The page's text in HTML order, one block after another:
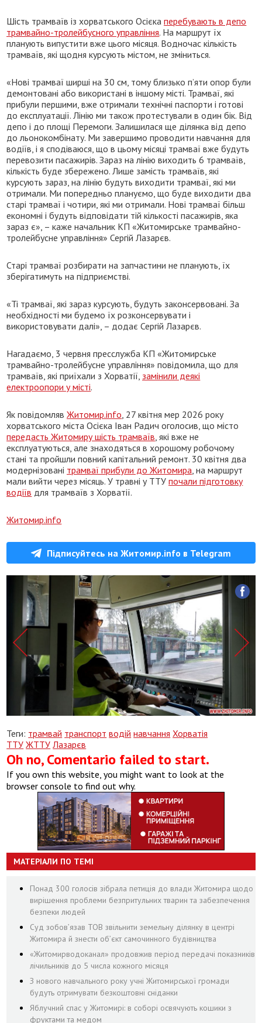
Шість трамваїв із хорватського Осієкаперебувають в депо
трамвайно-тролейбусного управління. На маршрут їх
планують випустити вже цього місяця. Водночас кількість
трамваїв, які щодня курсують містом, не зміниться.
«Нові трамваї ширші на 30 см, тому близько п’яти опор були
демонтовані або використані в іншому місті. Трамваї, які
прибули першими, вже отримали технічні паспорти і готові
до експлуатації. Лінію ми також протестували в один бік. Від
депо і до площі Перемоги. Залишилася ще ділянка від депо
до льонокомбінату. Ми завершимо проводити навчання для
водіїв, і я сподіваюся, що в цьому місяці трамваї вже будуть
перевозити пасажирів. Зараз на лінію виходить 6 трамваїв,
кількість буде збережено. Лише замість трамваїв, які
курсують зараз, на лінію будуть виходити трамваї, які ми
отримали. Ми попередньо плануємо, що буде виходити два
старі трамваї і чотири, які ми отримали. Нові трамваї більш
економні і будуть відповідати тій кількості пасажирів, яка
зараз є», – каже начальник КП «Житомирське трамвайно-
тролейбусне управління» Сергій Лазарєв.
Старі трамваї розбирати на запчастини не планують, їх
зберігатимуть на підприємстві.
«Ті трамваї, які зараз курсують, будуть законсервовані. За
необхідності ми будемо їх розконсервувати і
використовувати далі», – додає Сергій Лазарєв.
Нагадаємо, 3 червня пресслужба КП «Житомирське
трамвайно-тролейбусне управління» повідомила, що для
трамваїв, які приїхали з Хорватії, замінили деякі
електроопори у місті.
Як повідомлявЖитомир.info, 27 квітня мер 2026 року
хорватського міста Осієка Іван Радич оголосив, що місто
передасть Житомиру шість трамваїв, які вже не
експлуатуються, але знаходяться в хорошому робочому
стані та пройшли повний капітальний ремонт. 30 квітня два
модернізовані трамваї прибули до Житомира, на маршрут
мали вийти через місяць. У травні у ТТУпочали підготовку
водіїв для трамваїв з Хорватії.
Житомир.info
Підписуйтесь на Житомир.info в Telegram
Теги: трамвай транспорт водій навчання Хорватія
ТТУ ЖТТУ Лазарєв
Oh no, Comentario failed to start.
If you own this website, you might want to look at the
browser console to find out why.
МАТЕРІАЛИ ПО ТЕМІ
Понад 300 голосів зібрала петиція до влади Житомира щодо
вирішення проблеми безпритульних тварин та забезпечення
безпеки людей
Суд зобов’язав ТОВ звільнити земельну ділянку в центрі
Житомира й знести об’єкт самочинного будівництва
«Житомирводоканал» продовжив період передачі показників
лічильників до 5 числа кожного місяця
З нового навчального року учні Житомирської громади
будуть отримувати безкоштовні сніданки
Яблучний спас у Житомирі: в соборі освячують кошики з
фруктами та медом